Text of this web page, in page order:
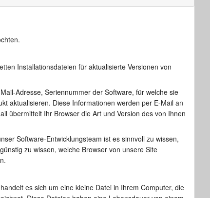
Installationsdateien für aktualisierte Versionen von
Adresse, Seriennummer der Software, für welche sie
aktualisieren. Diese Informationen werden per E-Mail an
übermittelt Ihr Browser die Art und Version des von Ihnen
Software-Entwicklungsteam ist es sinnvoll zu wissen,
zu wissen, welche Browser von unsere Site
es sich um eine kleine Datei in Ihrem Computer, die